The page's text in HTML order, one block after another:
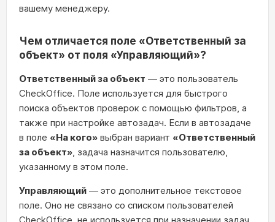
вашему менеджеру.
Чем отличается поле «Ответственный за
объект» от поля «Управляющий»?
Ответственный за объект — это пользователь
CheckOffice. Поле используется для быстрого
поиска объектов проверок с помощью фильтров, а
также при настройке автозадач. Если в автозадаче
в поле «На кого» выбран вариант «Ответственный
за объект» , задача назначится пользователю,
указанному в этом поле.
Управляющий — это дополнительное текстовое
поле. Оно не связано со списком пользователей